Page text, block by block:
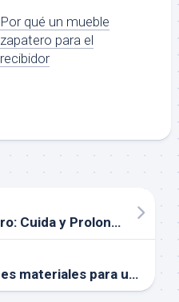
Por qué un mueble
zapatero para el
recibidor
Protector de Fregadero: Cuida y Prolonga la Vida de tu Cocina
Descubre los mejores materiales para un zapatero barato y duradero